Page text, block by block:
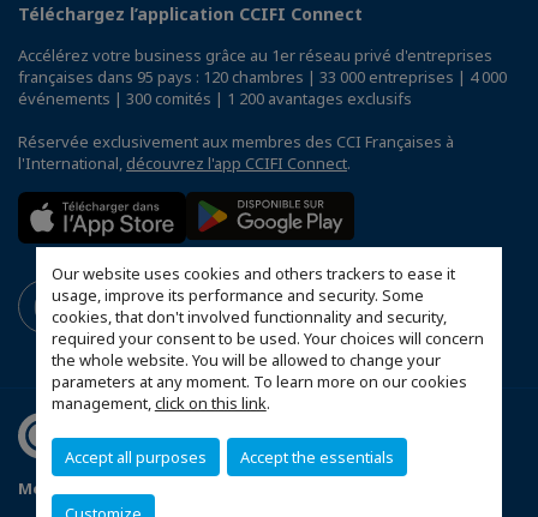
Our website uses cookies and others trackers to ease it
usage, improve its performance and security. Some
cookies, that don't involved functionnality and security,
required your consent to be used. Your choices will concern
the whole website. You will be allowed to change your
parameters at any moment. To learn more on our cookies
management,click on this link.
Accept all purposes Accept the essentials
Téléchargez l’application CCIFI Connect
Accélérez votre business grâce au 1er réseau privé d'entreprises
françaises dans 95 pays : 120 chambres | 33 000 entreprises | 4 000
événements | 300 comités | 1 200 avantages exclusifs
Réservée exclusivement aux membres des CCI Françaises à
l'International, découvrez l'app CCIFI Connect.
Mentions légales